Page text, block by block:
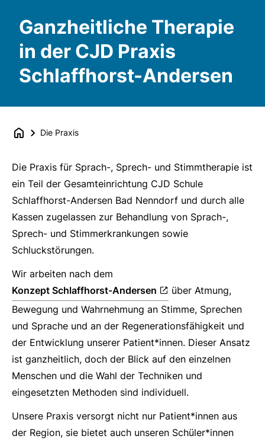
Ganzheitliche Therapie
in der CJD Praxis
Schlaffhorst-Andersen
Die Praxis
Die Praxis für Sprach-, Sprech- und Stimmtherapie ist
ein Teil der Gesamteinrichtung CJD Schule
Schlaffhorst-Andersen Bad Nenndorf und durch alle
Kassen zuge­lassen zur Behandlung von Sprach-,
Sprech- und Stimmerkrankungen sowie
Schluckstörungen.
Wir arbeiten nach dem
Konzept Schlaffhorst-Andersen
über Atmung,
Bewegung und Wahrnehmung an Stimme, Sprechen
und Sprache und an der Regenerationsfähigkeit und
der Entwicklung unserer Patient*innen. Dieser Ansatz
ist ganzheitlich, doch der Blick auf den einzelnen
Menschen und die Wahl der Techniken und
eingesetzten Methoden sind individuell.
Unsere Praxis versorgt nicht nur Patient*innen aus
der Region, sie bietet auch unseren Schüler*innen